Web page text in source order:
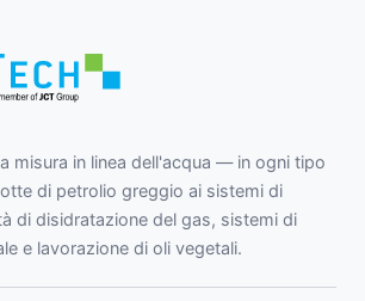
misura in linea dell'acqua — in ogni tipo
di petrolio greggio ai sistemi di
di disidratazione del gas, sistemi di
e lavorazione di oli vegetali.